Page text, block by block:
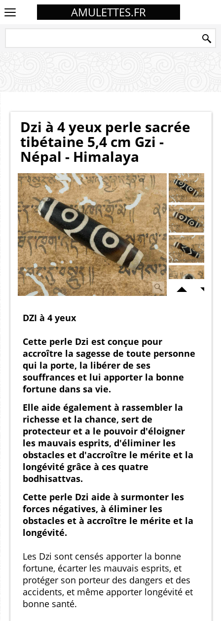
AMULETTES.FR
Dzi à 4 yeux perle sacrée
tibétaine 5,4 cm Gzi -
Népal - Himalaya
DZI à 4 yeux
Cette perle Dzi est conçue pour
accroître la sagesse de toute personne
qui la porte, la libérer de ses
souffrances et lui apporter la bonne
fortune dans sa vie.
Elle aide également à rassembler la
richesse et la chance, sert de
protecteur et a le pouvoir d'éloigner
les mauvais esprits, d'éliminer les
obstacles et d'accroître le mérite et la
longévité grâce à ces quatre
bodhisattvas.
Cette perle Dzi aide à surmonter les
forces négatives, à éliminer les
obstacles et à accroître le mérite et la
longévité.
Les Dzi sont censés apporter la bonne
fortune, écarter les mauvais esprits, et
protéger son porteur des dangers et des
accidents, et même apporter longévité et
bonne santé.